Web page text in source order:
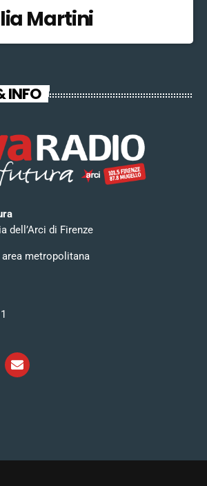
Martini
INFO
dell’Arci di Firenze
area metropolitana